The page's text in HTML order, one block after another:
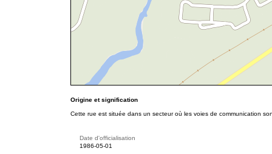
Origine et signification
Cette rue est située dans un secteur où les voies de communication
Date d'officialisation
1986-05-01